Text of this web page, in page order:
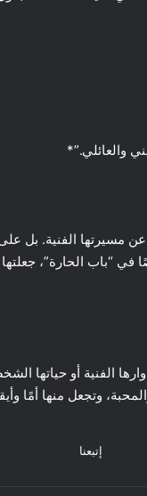
والعائلي.”*
عن مسيرتها الفنية. بل
“باب الحارة”،
الفنية أو حياتها
وتجعل منها أمًا
إتبعنا